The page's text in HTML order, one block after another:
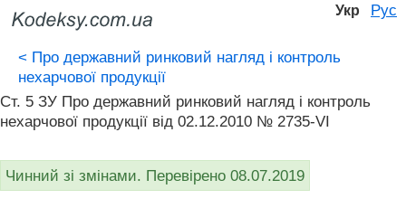
Укр Рус
< Про державний ринковий нагляд і контроль
нехарчової продукції
Ст. 5 ЗУ Про державний ринковий нагляд і контроль
нехарчової продукції від 02.12.2010 № 2735-VI
Чинний зі змінами. Перевірено 08.07.2019